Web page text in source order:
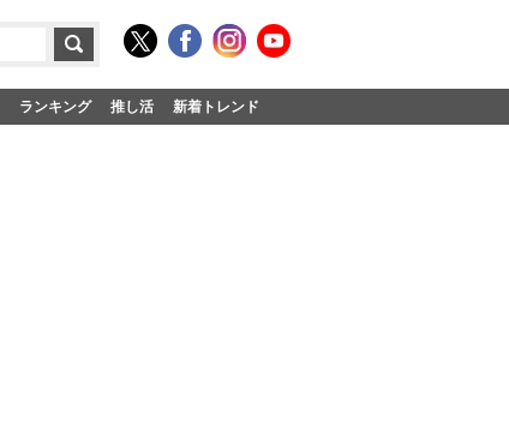
ランキング 推し活 新着トレンド